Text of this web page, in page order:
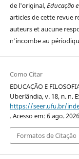
de l'original,Educação
articles de cette revue
auteurs et aucune
n'incombe au
Como Citar
EDUCAÇÃO E
Uberlândia, v. 18, n. n.
https://seer.ufu.br/
. Acesso em: 6 ago.
Formatos de Citação